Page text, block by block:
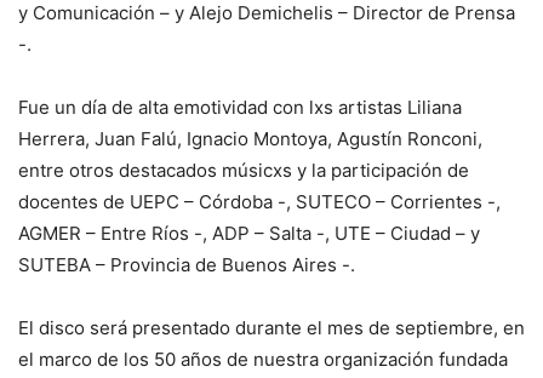
y Comunicación – y Alejo Demichelis – Director de Prensa
-.
Fue un día de alta emotividad con lxs artistas Liliana
Herrera, Juan Falú, Ignacio Montoya, Agustín Ronconi,
entre otros destacados músicxs y la participación de
docentes de UEPC – Córdoba -, SUTECO – Corrientes -,
AGMER – Entre Ríos -, ADP – Salta -, UTE – Ciudad – y
SUTEBA – Provincia de Buenos Aires -.
El disco será presentado durante el mes de septiembre, en
el marco de los 50 años de nuestra organización fundada